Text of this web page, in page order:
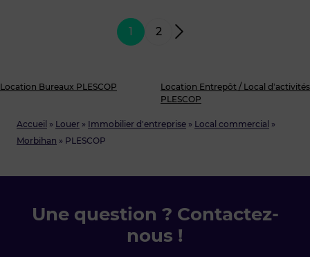
Accueil » Louer » Immobilier d'entreprise » Local commercial »
Morbihan » PLESCOP
1 2
Location Bureaux PLESCOP
Location Entrepôt / Local d’activités
PLESCOP
Une question ? Contactez-
nous !